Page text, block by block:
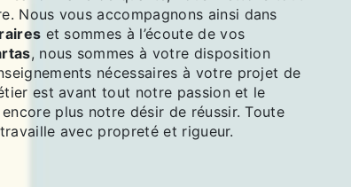
Nous vous accompagnons ainsi dans
et sommes à l’écoute de vos
, nous sommes à votre disposition
nécessaires à votre projet de
est avant tout notre passion et le
plus notre désir de réussir. Toute
avec propreté et rigueur.